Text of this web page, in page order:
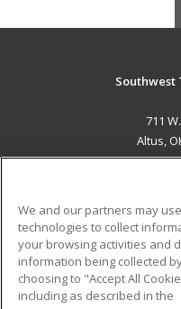
Southwest
711
Altus,
Military
Financial Assistance
Help
We and our partners may
technologies to collect
your browsing activities and
information being collected
choosing to "Accept All
including as described in the